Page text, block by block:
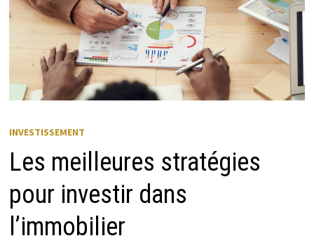
INVESTISSEMENT
Les meilleures stratégies
pour investir dans
l’immobilier